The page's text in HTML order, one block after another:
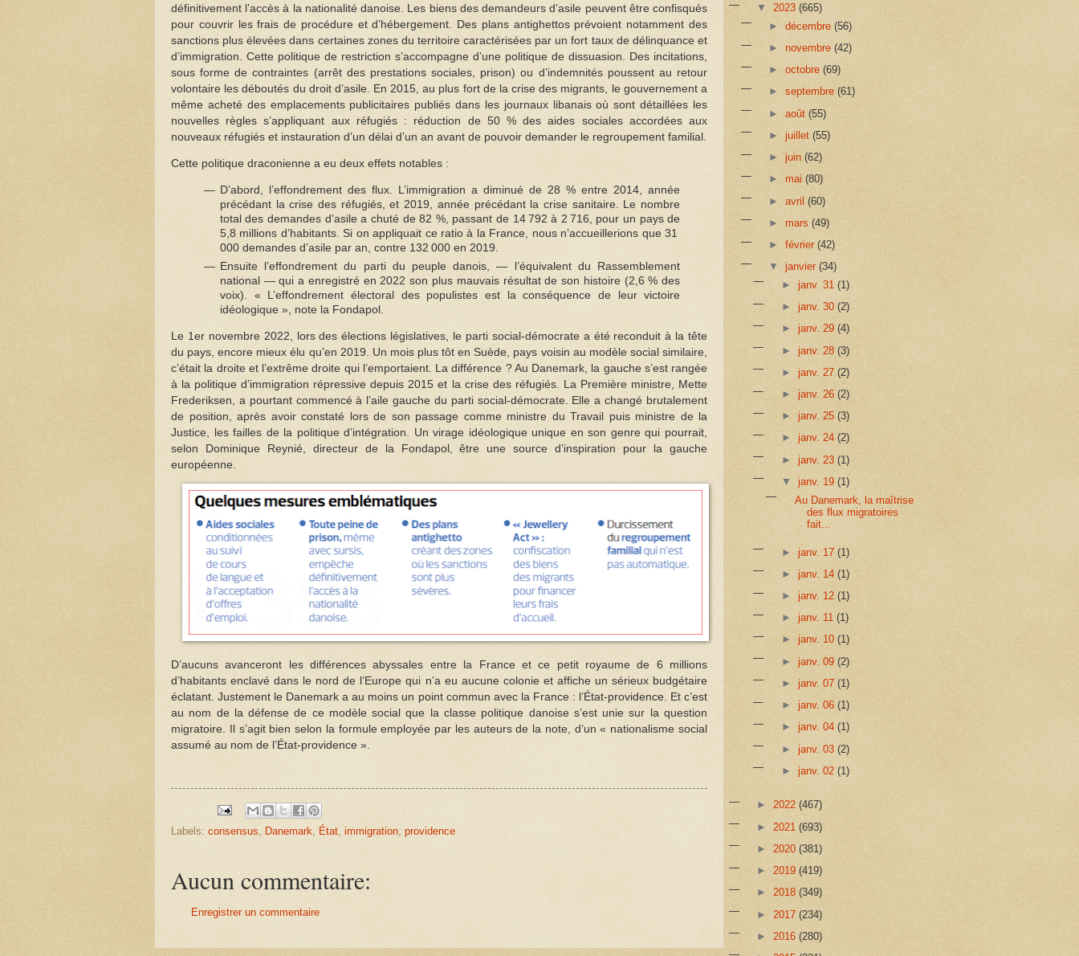
définitivement l’accès à la nationalité danoise. Les biens des demandeurs d’asile peuvent être confisqués
pour couvrir les frais de procédure et d’hébergement. Des plans antighettos prévoient notamment des
sanctions plus élevées dans certaines zones du territoire caractérisées par un fort taux de délinquance et
d’immigration. Cette politique de restriction s’accompagne d’une politique de dissuasion. Des incitations,
sous forme de contraintes (arrêt des prestations sociales, prison) ou d’indemnités poussent au retour
volontaire les déboutés du droit d’asile. En 2015, au plus fort de la crise des migrants, le gouvernement a
même acheté des emplacements publicitaires publiés dans les journaux libanais où sont détaillées les
nouvelles règles s’appliquant aux réfugiés : réduction de 50 % des aides sociales accordées aux
nouveaux réfugiés et instauration d’un délai d’un an avant de pouvoir demander le regroupement familial.
Cette politique draconienne a eu deux effets notables :
D’abord, l’effondrement des flux. L’immigration a diminué de 28 % entre 2014, année
précédant la crise des réfugiés, et 2019, année précédant la crise sanitaire. Le nombre
total des demandes d’asile a chuté de 82 %, passant de 14 792 à 2 716, pour un pays de
5,8 millions d’habitants. Si on appliquait ce ratio à la France, nous n’accueillerions que 31
000 demandes d’asile par an, contre 132 000 en 2019.
Ensuite l’effondrement du parti du peuple danois, — l’équivalent du Rassemblement
national — qui a enregistré en 2022 son plus mauvais résultat de son histoire (2,6 % des
voix). « L’effondrement électoral des populistes est la conséquence de leur victoire
idéologique », note la Fondapol.
Le 1er novembre 2022, lors des élections législatives, le parti social-démocrate a été reconduit à la tête
du pays, encore mieux élu qu’en 2019. Un mois plus tôt en Suède, pays voisin au modèle social similaire,
c’était la droite et l’extrême droite qui l’emportaient. La différence ? Au Danemark, la gauche s’est rangée
à la politique d’immigration répressive depuis 2015 et la crise des réfugiés. La Première ministre, Mette
Frederiksen, a pourtant commencé à l’aile gauche du parti social-démocrate. Elle a changé brutalement
de position, après avoir constaté lors de son passage comme ministre du Travail puis ministre de la
Justice, les failles de la politique d’intégration. Un virage idéologique unique en son genre qui pourrait,
selon Dominique Reynié, directeur de la Fondapol, être une source d’inspiration pour la gauche
européenne.
D’aucuns avanceront les différences abyssales entre la France et ce petit royaume de 6 millions
d’habitants enclavé dans le nord de l’Europe qui n’a eu aucune colonie et affiche un sérieux budgétaire
éclatant. Justement le Danemark a au moins un point commun avec la France : l’État-providence. Et c’est
au nom de la défense de ce modèle social que la classe politique danoise s’est unie sur la question
migratoire. Il s’agit bien selon la formule employée par les auteurs de la note, d’un « nationalisme social
assumé au nom de l’État-providence ».
Labels: consensus Danemark État immigration providence
Aucun commentaire:
Enregistrer un commentaire
▼ 2023 (665)
►décembre(56)
►novembre(42)
►octobre(69)
►septembre(61)
►août(55)
►juillet(55)
► juin(62)
►mai(80)
►avril(60)
►mars(49)
►février(42)
▼janvier(34)
► janv. 31 (1)
► janv. 30 (2)
► janv. 29 (4)
► janv. 28 (3)
► janv. 27 (2)
► janv. 26 (2)
► janv. 25 (3)
► janv. 24 (2)
► janv. 23 (1)
▼ janv. 19 (1)
Au Danemark, la maîtrise
des flux migratoires
fait...
► janv. 17 (1)
► janv. 14 (1)
► janv. 12 (1)
► janv. 11 (1)
► janv. 10 (1)
► janv. 09 (2)
► janv. 07 (1)
► janv. 06 (1)
► janv. 04 (1)
► janv. 03 (2)
► janv. 02 (1)
► 2022 (467)
► 2021 (693)
► 2020 (381)
► 2019 (419)
► 2018 (349)
► 2017 (234)
► 2016 (280)